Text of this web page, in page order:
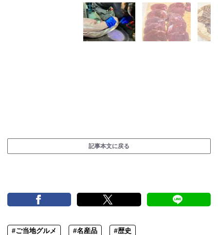
記事本文に戻る
#ご当地グルメ #名産品 #歴史